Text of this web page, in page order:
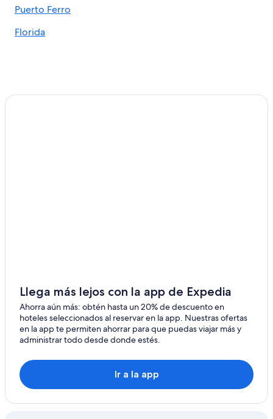
Hoteles todo incluido en Isla de Vieques
Hoteles de lujo en Isla de Vieques
Hoteles cerca de Playa La Plata
Hoteles 5 estrellas en Vieques
B&B en Vieques
Cabañas en Vieques
Casas de campo en Vieques
Casas vacacionales en Vieques
Puerto Ferro
Florida
Llega más lejos con la app de Expedia
Ahorra aún más: obtén hasta un 20% de descuento en
hoteles seleccionados al reservar en la app. Nuestras ofertas
en la app te permiten ahorrar para que puedas viajar más y
administrar todo desde donde estés.
Ir a la app